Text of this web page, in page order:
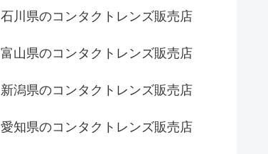
石川県のコンタクトレンズ販売店
富山県のコンタクトレンズ販売店
新潟県のコンタクトレンズ販売店
愛知県のコンタクトレンズ販売店